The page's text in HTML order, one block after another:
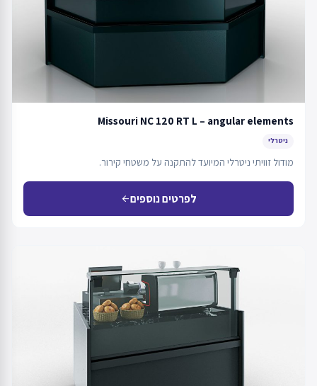
Missouri NC 120 RT L – angular elements
ניטרלי
מודול זוויתי ניטרלי המיועד להתקנה על משטחי קירור.
לפרטים נוספיםarrow_back